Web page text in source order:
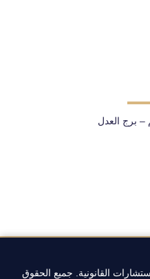
– برج العدل
القانونية. جميع الحقوق